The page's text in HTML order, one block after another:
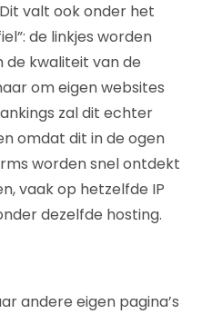
valt ook onder het
de linkjes worden
kwaliteit van de
om eigen websites
zal dit echter
omdat dit in de ogen
worden snel ontdekt
vaak op hetzelfde IP
dezelfde hosting.
andere eigen pagina’s